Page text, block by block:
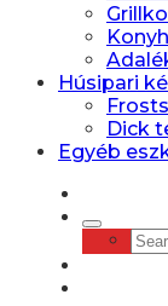
Húsipari
Dick
Egyéb